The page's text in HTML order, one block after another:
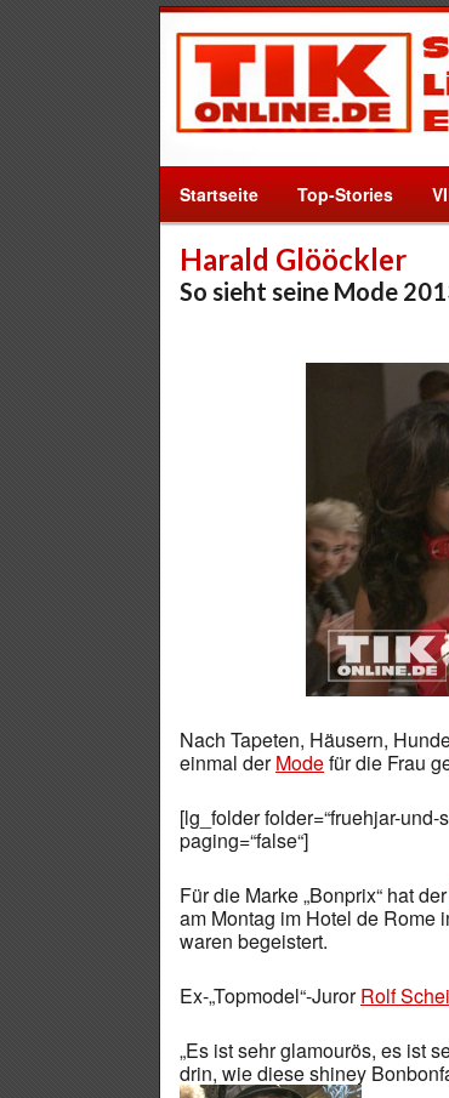
Startseite Top-Stories
Harald Glööckler
So sieht seine Mode
Nach Tapeten, Häusern,
einmal derModefür die Frau
[lg_folder folder=“fruehjar-
paging=“false“]
Für die Marke „Bonprix“ hat der
am Montag im Hotel de Rome
waren begeistert.
Ex-„Topmodel“-JurorRolf
„Es ist sehr glamourös, es ist
drin, wie diese shiney